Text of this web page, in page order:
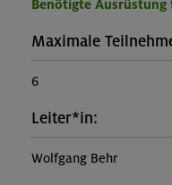
Benötigte
Maximale
6
Leiter*in:
Wolfgang Behr